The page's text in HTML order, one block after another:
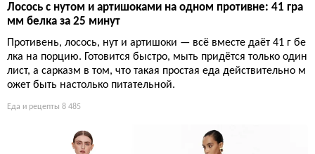
Лосось с нутом и артишоками на одном противне: 41 гра
мм белка за 25 минут
Противень, лосось, нут и артишоки — всё вместе даёт 41 г бе
лка на порцию. Готовится быстро, мыть придётся только один
лист, а сарказм в том, что такая простая еда действительно м
ожет быть настолько питательной.
Еда и рецепты 8 485